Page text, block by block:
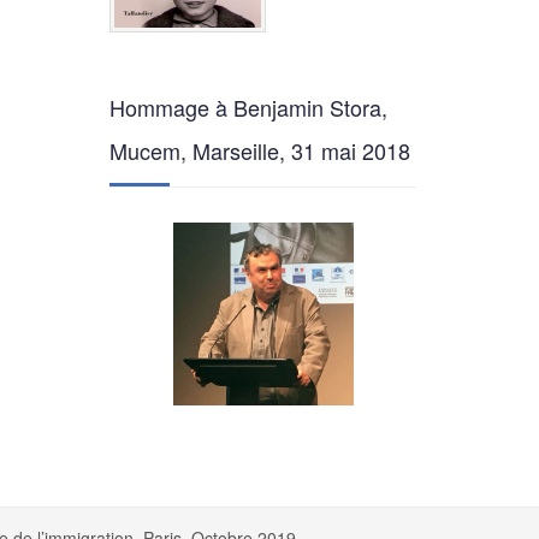
Hommage à Benjamin Stora,
Mucem, Marseille, 31 mai 2018